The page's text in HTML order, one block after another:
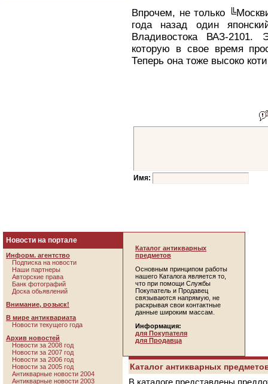
Впрочем, не только
года назад один
Владивостока ВАЗ-2101.
которую в свое время
Теперь она тоже высоко
Имя:
Новости на портале
Информ. агентство
Подписка на новости
Наши партнеры
Авторские права
Банк фотографий
Доска обьявлений
Внимание, розыск!
В мире антиквариата
Новости текущего года
Архив новостей
Новости за 2008 год
Новости за 2007 год
Новости за 2006 год
Новости за 2005 год
Антикварные новости 2004
Антикварные новости 2003
Каталог антикварных
предметов
Основным принципом работы
нашего Каталога является то,
что при помощи Службы
Покупатель и Продавец
связываются напрямую, не
раскрывая свои контактные
данные широким массам.
Информация:
для Покупателя
для Продавца
Каталог антикварных
В каталоге представлены